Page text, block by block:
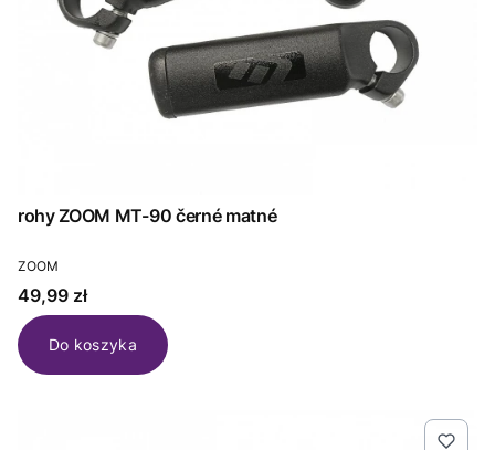
rohy ZOOM MT-90 černé matné
PRODUCENT
ZOOM
Cena
49,99 zł
Do koszyka